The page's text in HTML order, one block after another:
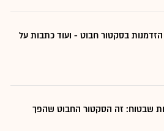
בסקטור חבוט - ועוד כתבות על
שבטוח: זה הסקטור החבוט שהפך